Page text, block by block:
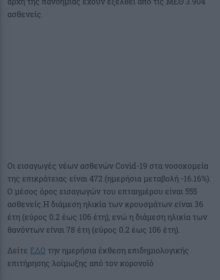
ασθενείς.
Οι εισαγωγές νέων ασθενών Covid-19 στα νοσοκομεία
της επικράτειας είναι 472 (ημερήσια μεταβολή -16.16%).
Ο μέσος όρος εισαγωγών του επταημέρου είναι 555
ασθενείς.Η διάμεση ηλικία των κρουσμάτων είναι 36
έτη (εύρος 0.2 έως 106 έτη), ενώ η διάμεση ηλικία των
θανόντων είναι 78 έτη (εύρος 0.2 έως 106 έτη).
Δείτε ΕΔΩ την ημερήσια έκθεση επιδημιολογικής
επιτήρησης λοίμωξης από τον κορονοϊό